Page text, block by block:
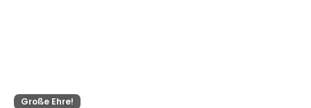
Große Ehre!